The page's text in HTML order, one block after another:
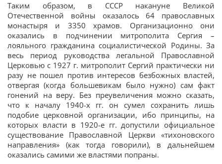
Таким образом, в СССР накануне Великой
Отечественной войны оказалось 64 православных
монастыря и 3350 храмов. Организационно они
оказались в подчинении митрополита Сергия –
лояльного гражданина социалистической Родины. За
весь период руководства легальной Православной
Церковью с 1927 г. митрополит Сергий практически ни
разу не пошел против интересов безбожных властей,
отвергая (когда большевикам было нужно) сам факт
гонений на веру. Без преувеличения можно сказать,
что к началу 1940-х гг. он сумел сохранить лишь
подобие церковной организации, ибо принципы, на
которых власти в 1920-е гг. допустили официальное
существование Православной Церкви «тихоновского
направления» (как тогда говорили), в дальнейшем
оказались самими же властями попраны.